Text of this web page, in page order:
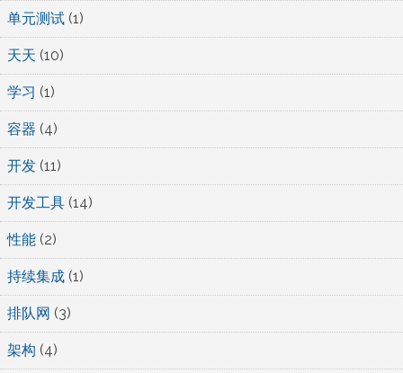
单元测试 (1)
天天 (10)
学习 (1)
容器 (4)
开发 (11)
开发工具 (14)
性能 (2)
持续集成 (1)
排队网 (3)
架构 (4)